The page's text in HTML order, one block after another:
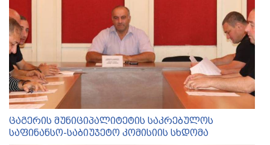
ცაგერის მუნიციპალიტეტის საკრებულოს
საფინანსო-საბიუჯეტო კომისიის სხდომა